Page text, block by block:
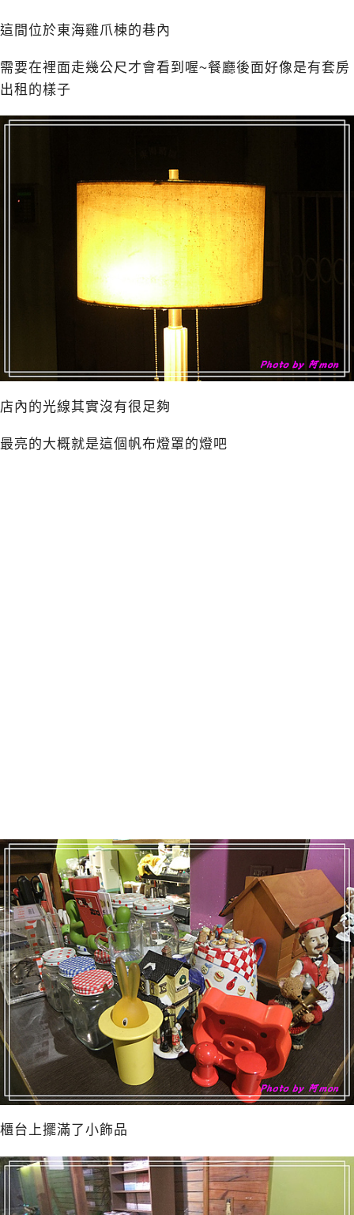
這間位於東海雞爪棟的巷內
需要在裡面走幾公尺才會看到喔~餐廳後面好像是有套房
出租的樣子
店內的光線其實沒有很足夠
最亮的大概就是這個帆布燈罩的燈吧
櫃台上擺滿了小飾品